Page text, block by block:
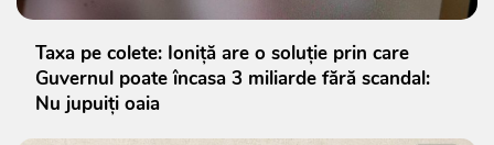
Taxa pe colete: Ioniță are o soluție prin care
Guvernul poate încasa 3 miliarde fără scandal:
Nu jupuiți oaia